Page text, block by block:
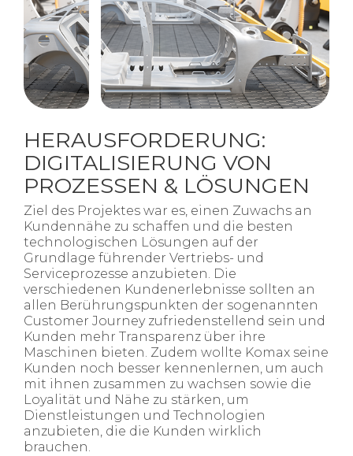
HERAUSFORDERUNG:
DIGITALISIERUNG VON
PROZESSEN & LÖSUNGEN
Ziel des Projektes war es, einen Zuwachs an
Kundennähe zu schaffen und die besten
technologischen Lösungen auf der
Grundlage führender Vertriebs- und
Serviceprozesse anzubieten. Die
verschiedenen Kundenerlebnisse sollten an
allen Berührungspunkten der sogenannten
Customer Journey zufriedenstellend sein und
Kunden mehr Transparenz über ihre
Maschinen bieten. Zudem wollte Komax seine
Kunden noch besser kennenlernen, um auch
mit ihnen zusammen zu wachsen sowie die
Loyalität und Nähe zu stärken, um
Dienstleistungen und Technologien
anzubieten, die die Kunden wirklich
brauchen.